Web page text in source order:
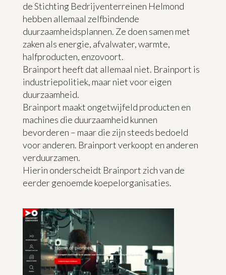
de Stichting Bedrijventerreinen Helmond
hebben allemaal zelfbindende
duurzaamheidsplannen. Ze doen samen met
zaken als energie, afvalwater, warmte,
halfproducten, enzovoort.
Brainport heeft dat allemaal niet. Brainport is
industriepolitiek, maar niet voor eigen
duurzaamheid.
Brainport maakt ongetwijfeld producten en
machines die duurzaamheid kunnen
bevorderen – maar die zijn steeds bedoeld
voor anderen. Brainport verkoopt en anderen
verduurzamen.
Hierin onderscheidt Brainport zich van de
eerder genoemde koepelorganisaties.